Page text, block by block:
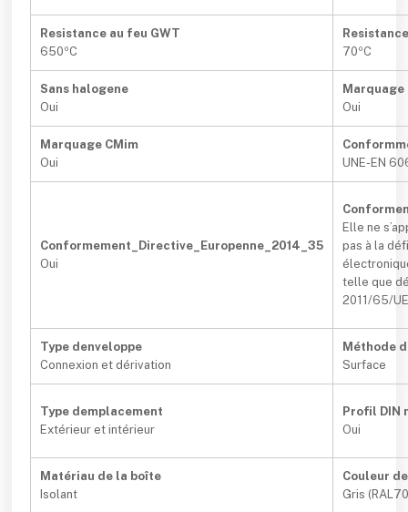
Resistance au feu GWT
650ºC
70ºC
Sans halogene
Oui
Marquage
Oui
Marquage CMim
Oui
UNE-EN
Conformement_Directive_Europenne_2014_35
Oui
Elle ne
pas à la
telle que
2011/65/
Type denveloppe
Connexion et dérivation
Méthode
Surface
Type demplacement
Extérieur et intérieur
Profil DIN
Oui
Matériau de la boîte
Isolant
Couleur
Gris